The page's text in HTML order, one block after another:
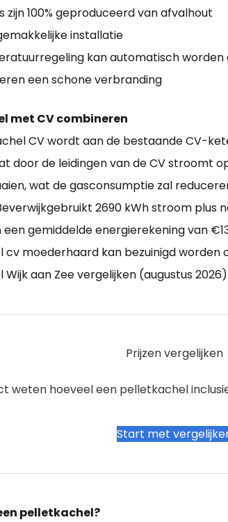
zijn 100% geproduceerd van afvalhout
installatie
kan automatisch worden
een schone verbranding
met CV combineren
CV wordt aan de bestaande CV-
door de leidingen van de CV stroomt
wat de gasconsumptie zal
2690 kWh stroom plus
gemiddelde energierekening van
cv moederhaard kan bezuinigd worden
aan Zee vergelijken (augustus
Prijzen vergelijken
weten hoeveel een pelletkachel
Start met
pelletkachel?